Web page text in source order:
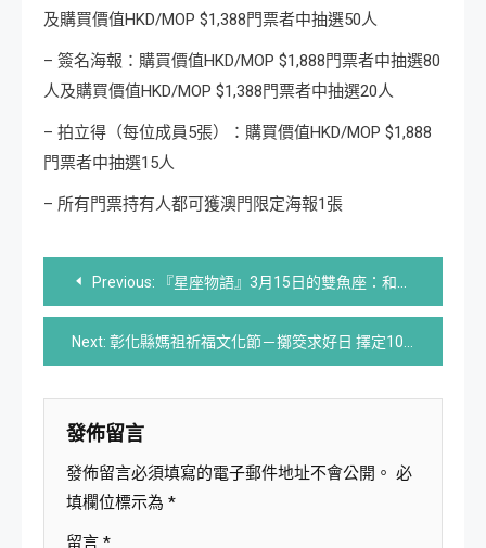
及購買價值HKD/MOP $1,388門票者中抽選50人
– 簽名海報：購買價值HKD/MOP $1,888門票者中抽選80
人及購買價值HKD/MOP $1,388門票者中抽選20人
– 拍立得（每位成員5張）：購買價值HKD/MOP $1,888
門票者中抽選15人
– 所有門票持有人都可獲澳門限定海報1張
文
章
導
覽
Previous: 『星座物語』3月15日的雙魚座：和天一樣高
Next: 彰化縣媽祖祈福文化節－擲筊求好日 擇定10月20日、21日、22日連續三天
發佈留言
發佈留言必須填寫的電子郵件地址不會公開。 必
填欄位標示為 *
留言 *